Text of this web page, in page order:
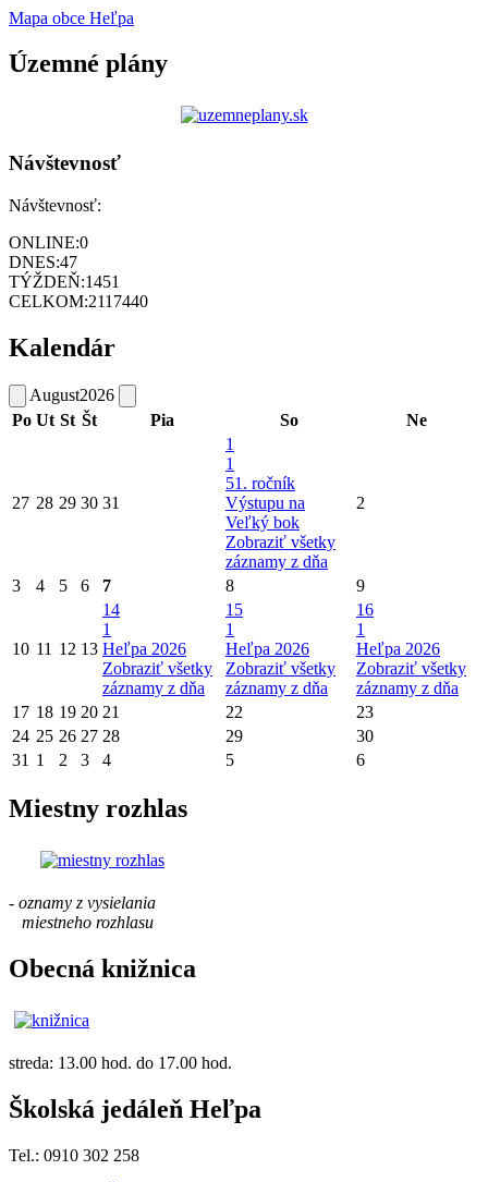
Mapa obce Heľpa
Územné plány
Návštevnosť
Návštevnosť:
ONLINE:0
DNES:47
TÝŽDEŇ:1451
CELKOM:2117440
Kalendár
August2026
Po Ut St Št Pia So Ne
27 28 29 30 31
1
1
51. ročník
Výstupu na
Veľký bok
Zobraziť všetky
záznamy z dňa
2
3 4 5 6 7 8 9
10 11 12 13
14
1
Heľpa 2026
Zobraziť všetky
záznamy z dňa
15
1
Heľpa 2026
Zobraziť všetky
záznamy z dňa
16
1
Heľpa 2026
Zobraziť všetky
záznamy z dňa
17 18 19 20 21 22
23
24 25 26 27 28 29
30
31 1 2 3 4 5 6
Miestny rozhlas
- oznamy z vysielania
miestneho rozhlasu
Obecná knižnica
streda: 13.00 hod. do 17.00 hod.
Školská jedáleň Heľpa
Tel.: 0910 302 258